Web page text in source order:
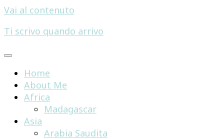
Vai al contenuto
Ti scrivo quando arrivo
Home
About Me
Africa
Madagascar
Asia
Arabia Saudita